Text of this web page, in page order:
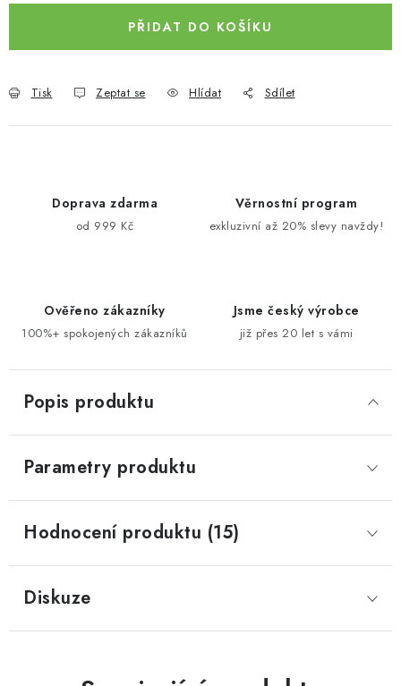
PŘIDAT DO KOŠÍKU
Tisk Zeptat se Hlídat Sdílet
Doprava zdarma
od 999 Kč
Věrnostní program
exkluzivní až 20% slevy navždy!
Ověřeno zákazníky
100%+ spokojených zákazníků
Jsme český výrobce
již přes 20 let s vámi
Popis produktu
Parametry produktu
Hodnocení produktu (15)
Diskuze